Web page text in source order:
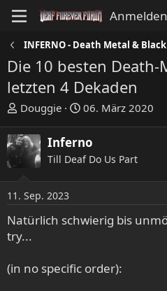
Anmelden
INFERNO - Death Metal &
Die 10 besten
letzten 4 Dekaden
E
s
t
e
l
r
Douggie
E
s
t
e
l
a
06. März 2020
Inferno
Till Deaf Do Us Part
11. Sep. 2023
Natürlich schwierig bis
try...
(in no specific order):